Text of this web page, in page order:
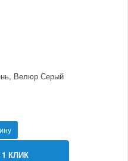
Велюр Серый
КЛИК